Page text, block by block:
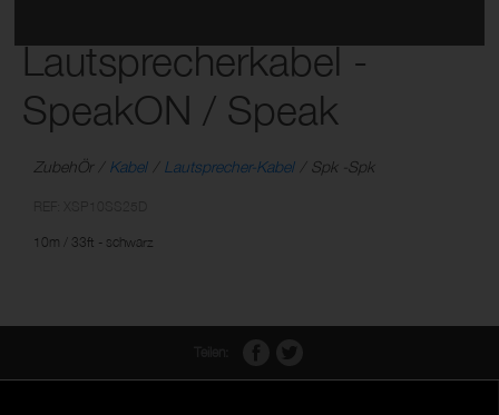
Lautsprecherkabel -
SpeakON / Speak
ZubehÖr Kabel Lautsprecher-Kabel Spk -Spk
10m / 33ft - schwarz